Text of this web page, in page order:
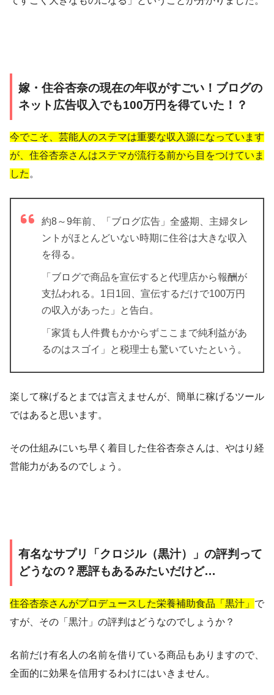
嫁・住谷杏奈の現在の年収がすごい！ブログの
ネット広告収入でも100万円を得ていた！？
今でこそ、芸能人のステマは重要な収入源になっています
が、住谷杏奈さんはステマが流行る前から目をつけていま
した 。
約8～9年前、「ブログ広告」全盛期、主婦タレ
ントがほとんどいない時期に住谷は大きな収入
を得る。
「ブログで商品を宣伝すると代理店から報酬が
支払われる。1日1回、宣伝するだけで100万円
の収入があった」
と告白。
「家賃も人件費もかからずここまで純利益があ
るのはスゴイ」と税理士も驚いていたという。
楽して稼げるとまでは言えませんが、簡単に稼げるツール
ではあると思います。
その仕組みにいち早く着目した住谷杏奈さんは、やはり経
営能力があるのでしょう。
有名なサプリ「クロジル（黒汁）」の評判って
どうなの？悪評もあるみたいだけど…
住谷杏奈さんがプロデュースした栄養補助食品「黒汁」 で
すが、その「黒汁」の評判はどうなのでしょうか？
名前だけ有名人の名前を借りている商品もありますので、
全面的に効果を信用するわけにはいきません。